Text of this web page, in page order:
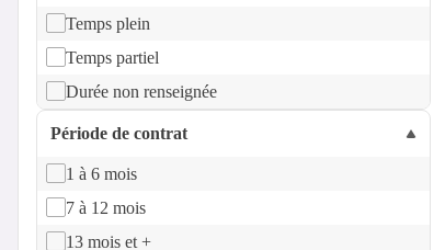
Temps plein
Temps partiel
Durée non renseignée
Période de contrat
1 à 6 mois
7 à 12 mois
13 mois et +